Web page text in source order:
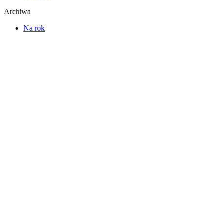
Archiwa
Na rok